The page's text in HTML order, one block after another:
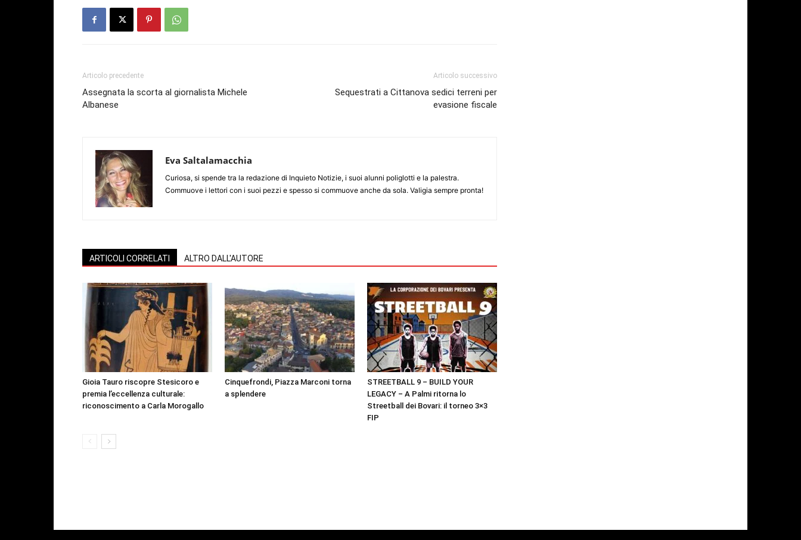
Articolo precedente
Assegnata la scorta al giornalista Michele
Albanese
Articolo successivo
Sequestrati a Cittanova sedici terreni per
evasione fiscale
Eva Saltalamacchia
Curiosa, si spende tra la redazione di Inquieto Notizie, i suoi alunni poliglotti e la palestra.
Commuove i lettori con i suoi pezzi e spesso si commuove anche da sola. Valigia sempre pronta!
ARTICOLI CORRELATI ALTRO DALL'AUTORE
Gioia Tauro riscopre Stesicoro e
premia l’eccellenza culturale:
riconoscimento a Carla Morogallo
Cinquefrondi, Piazza Marconi torna
a splendere
STREETBALL 9 – BUILD YOUR
LEGACY – A Palmi ritorna lo
Streetball dei Bovari: il torneo 3×3
FIP